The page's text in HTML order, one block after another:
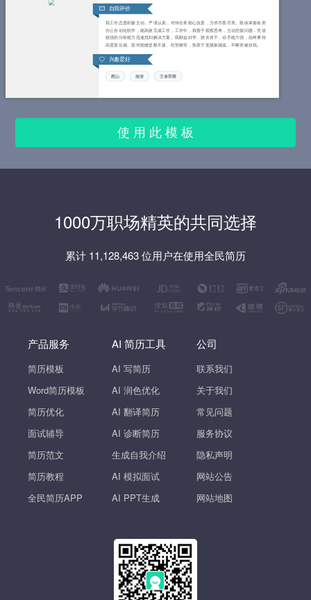
自我评价
我工作态度积极主动、严谨认真，对待任务细心负责，力求尽善尽美。熟练掌握各类
办公自动化软件，能高效完成工作。工作中，我善于观察思考，主动挖掘问题，凭借
较强的分析能力迅速找到解决方案。我勤奋好学、踏实肯干，动手能力强，始终秉持
高度责任感。面对困难坚毅不拔、吃苦耐劳，热衷于迎接新挑战，不断突破自我。
兴趣爱好
爬山 旅游 王者荣耀
使 用 此 模 板
1000万职场精英的共同选择
累计 11,128,463 位用户在使用全民简历
产品服务
简历模板
Word简历模板
简历优化
面试辅导
简历范文
简历教程
全民简历APP
AI 简历工具
AI 写简历
AI 润色优化
AI 翻译简历
AI 诊断简历
生成自我介绍
AI 模拟面试
AI PPT生成
公司
联系我们
关于我们
常见问题
服务协议
隐私声明
网站公告
网站地图